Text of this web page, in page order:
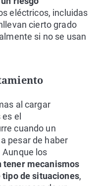
eléctricos, incluidas
cierto grado
si no se usan
al cargar
el
cuando un
pesar de haber
Aunque los
mecanismos
de situaciones,